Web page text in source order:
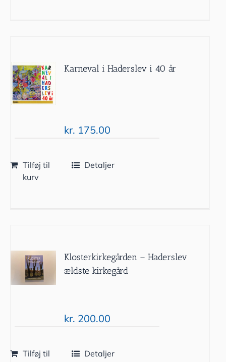
Karneval i Haderslev i 40 år
kr. 175.00
Tilføj til
kurv
Detaljer
Klosterkirkegården – Haderslev
ældste kirkegård
kr. 200.00
Tilføj til
Detaljer